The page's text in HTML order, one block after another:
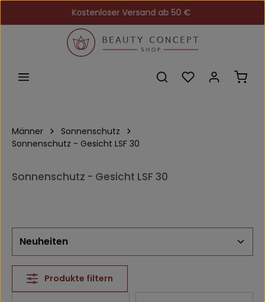
Zum Hauptinhalt springenKostenloser Versand ab 50 €
Du hast 0
Männer
Sonnenschutz
Sonnenschutz - Gesicht LSF 30
Sonnenschutz - Gesicht LSF 30
Produkte filtern